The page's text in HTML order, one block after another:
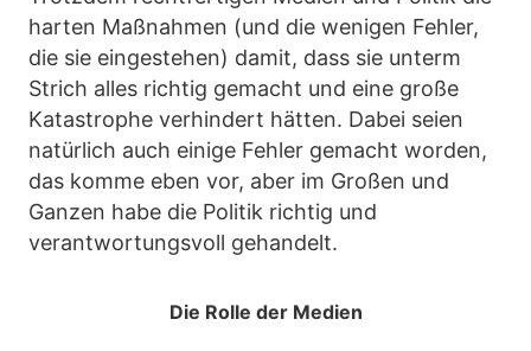
harten Maßnahmen (und die wenigen Fehler,
die sie eingestehen) damit, dass sie unterm
Strich alles richtig gemacht und eine große
Katastrophe verhindert hätten. Dabei seien
natürlich auch einige Fehler gemacht worden,
das komme eben vor, aber im Großen und
Ganzen habe die Politik richtig und
verantwortungsvoll gehandelt.
Die Rolle der Medien